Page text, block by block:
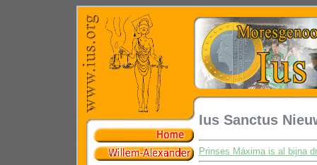
Ius Sanctus
Prinses Máxima is al bijna